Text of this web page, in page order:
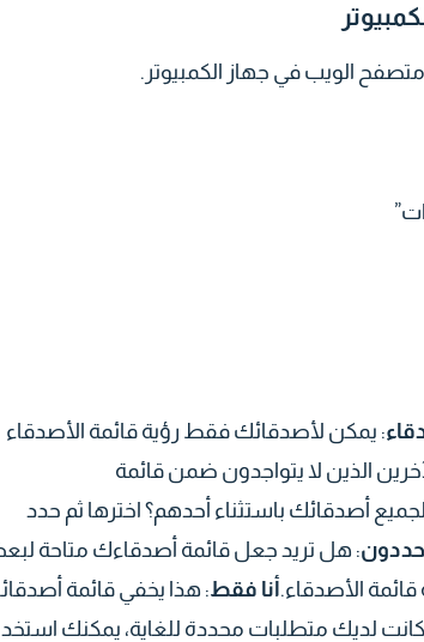
الويب في جهاز الكمبيوتر.
: يمكن لأصدقائك فقط رؤية قائمة الأصدقاء
الذين لا يتواجدون ضمن قائمة
أصدقائك باستثناء أحدهم؟ اخترها ثم حدد
: هل تريد جعل قائمة أصدقاءك متاحة
الأصدقاء.أنا فقط: هذا يخفي قائمة
كانت لديك متطلبات محددة للغاية، يمكنك